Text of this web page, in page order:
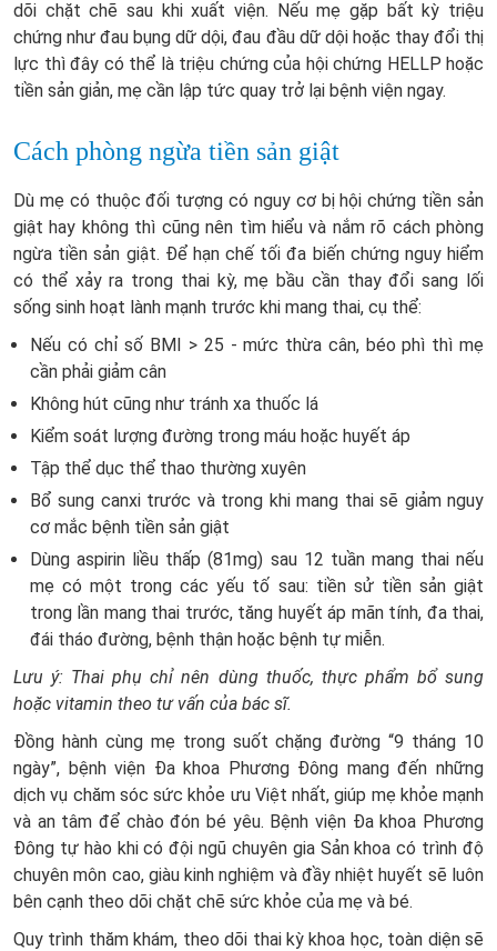
dõi chặt chẽ sau khi xuất viện. Nếu mẹ gặp bất kỳ triệu
chứng như đau bụng dữ dội, đau đầu dữ dội hoặc thay đổi thị
lực thì đây có thể là triệu chứng của hội chứng HELLP hoặc
tiền sản giản, mẹ cần lập tức quay trở lại bệnh viện ngay.
Cách phòng ngừa tiền sản giật
Dù mẹ có thuộc đối tượng có nguy cơ bị hội chứng tiền sản
giật hay không thì cũng nên tìm hiểu và nắm rõ cách phòng
ngừa tiền sản giật. Để hạn chế tối đa biến chứng nguy hiểm
có thể xảy ra trong thai kỳ, mẹ bầu cần thay đổi sang lối
sống sinh hoạt lành mạnh trước khi mang thai, cụ thể:
Nếu có chỉ số BMI > 25 - mức thừa cân, béo phì thì mẹ
cần phải giảm cân
Không hút cũng như tránh xa thuốc lá
Kiểm soát lượng đường trong máu hoặc huyết áp
Tập thể dục thể thao thường xuyên
Bổ sung canxi trước và trong khi mang thai sẽ giảm nguy
cơ mắc bệnh tiền sản giật
Dùng aspirin liều thấp (81mg) sau 12 tuần mang thai nếu
mẹ có một trong các yếu tố sau: tiền sử tiền sản giật
trong lần mang thai trước, tăng huyết áp mãn tính, đa thai,
đái tháo đường, bệnh thận hoặc bệnh tự miễn.
Lưu ý: Thai phụ chỉ nên dùng thuốc, thực phẩm bổ sung
hoặc vitamin theo tư vấn của bác sĩ.
Đồng hành cùng mẹ trong suốt chặng đường “9 tháng 10
ngày”, bệnh viện Đa khoa Phương Đông mang đến những
dịch vụ chăm sóc sức khỏe ưu Việt nhất, giúp mẹ khỏe mạnh
và an tâm để chào đón bé yêu. Bệnh viện Đa khoa Phương
Đông tự hào khi có đội ngũ chuyên gia Sản khoa có trình độ
chuyên môn cao, giàu kinh nghiệm và đầy nhiệt huyết sẽ luôn
bên cạnh theo dõi chặt chẽ sức khỏe của mẹ và bé.
Quy trình thăm khám, theo dõi thai kỳ khoa học, toàn diện sẽ